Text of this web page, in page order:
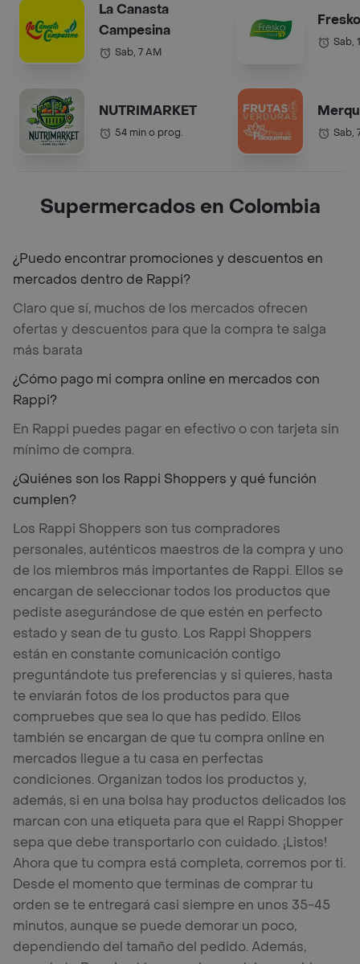
La Canasta
Campesina
Sab, 7 AM
NUTRIMARKET
54 min o prog.
Sab,
Sab,
Supermercados en Colombia
¿Puedo encontrar promociones y descuentos en
mercados dentro de Rappi?
Claro que sí, muchos de los mercados ofrecen
ofertas y descuentos para que la compra te salga
más barata
¿Cómo pago mi compra online en mercados con
Rappi?
En Rappi puedes pagar en efectivo o con tarjeta sin
mínimo de compra.
¿Quiénes son los Rappi Shoppers y qué función
cumplen?
Los Rappi Shoppers son tus compradores
personales, auténticos maestros de la compra y uno
de los miembros más importantes de Rappi. Ellos se
encargan de seleccionar todos los productos que
pediste asegurándose de que estén en perfecto
estado y sean de tu gusto. Los Rappi Shoppers
están en constante comunicación contigo
preguntándote tus preferencias y si quieres, hasta
te enviarán fotos de los productos para que
compruebes que sea lo que has pedido. Ellos
también se encargan de que tu compra online en
mercados llegue a tu casa en perfectas
condiciones. Organizan todos los productos y,
además, si en una bolsa hay productos delicados los
marcan con una etiqueta para que el Rappi Shopper
sepa que debe transportarlo con cuidado. ¡Listos!
Ahora que tu compra está completa, corremos por ti.
Desde el momento que terminas de comprar tu
orden se te entregará casi siempre en unos 35-45
minutos, aunque se puede demorar un poco,
dependiendo del tamaño del pedido. Además,